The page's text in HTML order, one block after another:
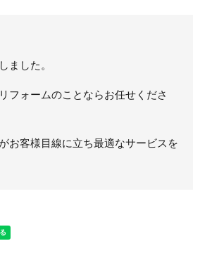
ました。
フォームのことならお任せくださ
お客様目線に立ち最適なサービスを